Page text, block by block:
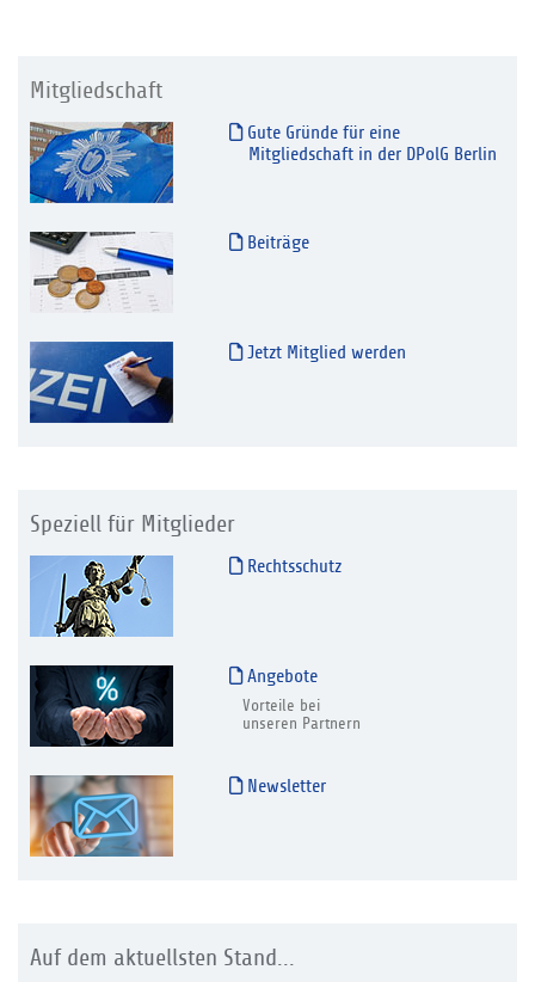
Mitgliedschaft
Gute Gründe für eine
Mitgliedschaft in der DPolG Berlin
Beiträge
Jetzt Mitglied werden
Speziell für Mitglieder
Rechtsschutz
Angebote
Vorteile bei
unseren Partnern
Newsletter
Auf dem aktuellsten Stand...